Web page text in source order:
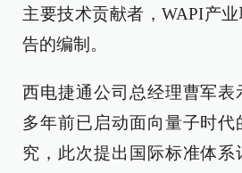
主要技术贡献者，WAPI产
告的编制。
西电捷通公司总经理曹军表
多年前已启动面向量子时
究，此次提出国际标准体系